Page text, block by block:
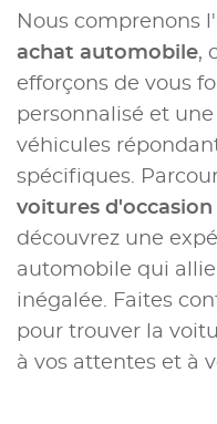
Nous comprenons
achat automobile,
efforçons de vous
personnalisé et
véhicules
spécifiques.
voitures d'occasion
découvrez une
automobile qui
inégalée. Faites
pour trouver la
à vos attentes et à